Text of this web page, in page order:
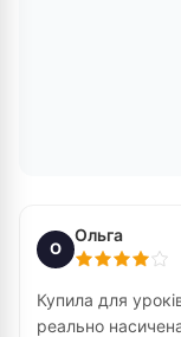
О
Ольга
Купила для
реально